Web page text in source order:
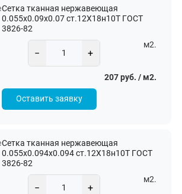
Сетка тканная нержавеющая
0.055х0.09х0.07 ст.12Х18н10Т ГОСТ
3826-82
− +
м2.
207 руб. / м2.
Оставить заявку
Сетка тканная нержавеющая
0.055х0.094х0.094 ст.12Х18н10Т ГОСТ
3826-82
− +
м2.